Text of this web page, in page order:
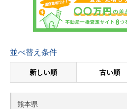
並べ替え条件
新しい順 古い順
熊本県